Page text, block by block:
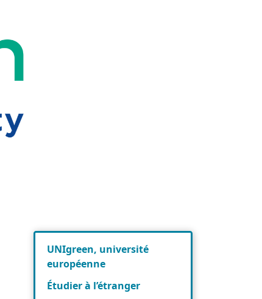
UNIgreen, université
européenne
Étudier à l’étranger